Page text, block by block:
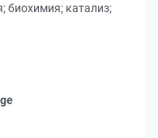
биохимия; катализ;